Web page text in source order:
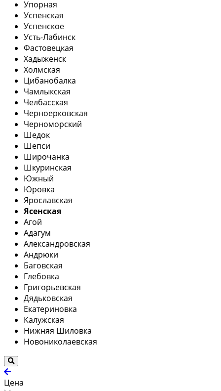
Упорная
Успенская
Успенское
Усть-Лабинск
Фастовецкая
Хадыженск
Холмская
Цибанобалка
Чамлыкская
Челбасская
Черноерковская
Черноморский
Шедок
Шепси
Широчанка
Шкуринская
Южный
Юровка
Ярославская
Ясенская
Агой
Адагум
Александровская
Андрюки
Баговская
Глебовка
Григорьевская
Дядьковская
Екатериновка
Калужская
Нижняя Шиловка
Новониколаевская
Цена